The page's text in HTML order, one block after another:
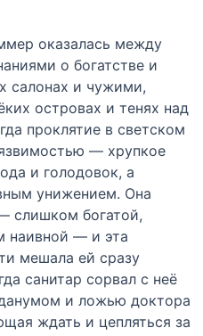
оказалась между
о богатстве и
салонах и чужими,
островах и тенях над
проклятие в светском
— хрупкое
и голодовок, а
унижением. Она
слишком богатой,
наивной — и эта
мешала ей сразу
санитар сорвал с неё
и ложью доктора
ждать и цепляться за